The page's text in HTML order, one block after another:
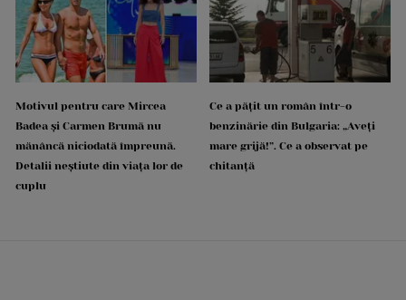
Motivul pentru care Mircea
Badea și Carmen Brumă nu
mănâncă niciodată împreună.
Detalii neștiute din viața lor de
cuplu
Ce a pățit un român într-o
benzinărie din Bulgaria: „Aveți
mare grijă!”. Ce a observat pe
chitanță